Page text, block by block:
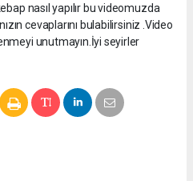
nasıl yapılır bu videomuzda
cevaplarını bulabilirsiniz .Video
unutmayın.İyi seyirler